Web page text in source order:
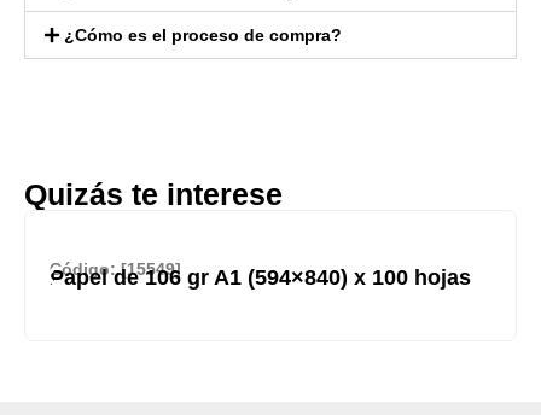
¿Cómo es el proceso de compra?
Quizás te interese
Código: [15549]
Papel de 106 gr A1 (594×840) x 100 hojas